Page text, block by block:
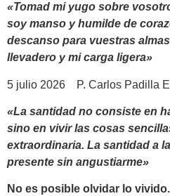
«Tomad mi yugo sobre
soy manso y humilde de
descanso para vuestras
llevadero y mi carga ligera»
5 julio 2026 P. Carlos Padilla
«La santidad no consiste en
sino en vivir las cosas
extraordinaria. La santidad a
presente sin angustiarme»
No es posible olvidar lo